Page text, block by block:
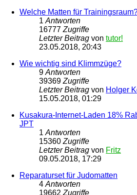
Welche Matten für
1 Antworten
16777 Zugriffe
Letzter Beitrag von tutor!
23.05.2018, 20:43
Wie wichtig sind Klimmzüge?
9 Antworten
39369 Zugriffe
Letzter Beitrag von Holger
15.05.2018, 01:29
Kusakura-Internet-Laden 18%
JPT
1 Antworten
15360 Zugriffe
Letzter Beitrag von Fritz
09.05.2018, 17:29
Reparaturset für Judomatten
4 Antworten
19662 Zugriffe